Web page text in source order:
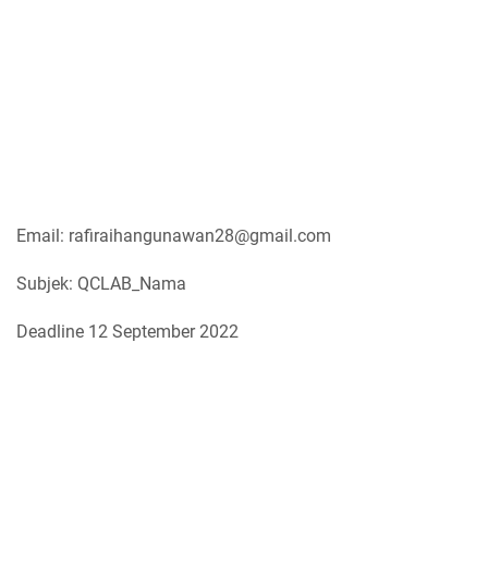
Email: rafiraihangunawan28@gmail.com
Subjek: QCLAB_Nama
Deadline 12 September 2022